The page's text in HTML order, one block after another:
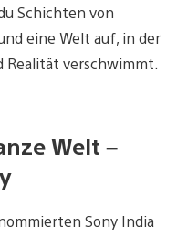
Schichten von
eine Welt auf, in der
Realität verschwimmt.
Welt –
Sony India